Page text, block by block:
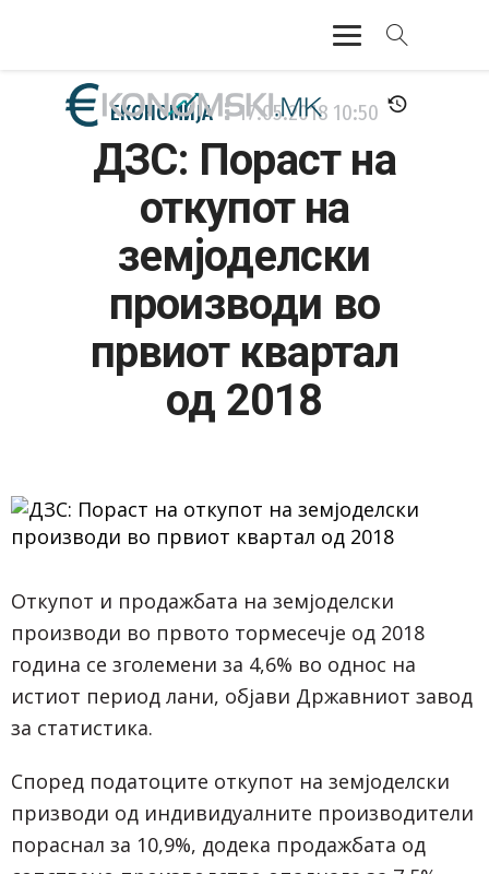
АКТУЕЛНО
ЕКОНОМИЈА
ФИНАНСИИ
БАНКАРСТВО
ЖИВОТ
МОЗАИК
ЕКОНОМИЈА 17.05.2018 10:50
ДЗС: Пораст на
откупот на
земјоделски
производи во
првиот квартал
од 2018
Откупот и продажбата на земјоделски
производи во првото тормесечје од 2018
година се зголемени за 4,6% во однос на
истиот период лани, објави Државниот завод
за статистика.
Според податоците откупот на земјоделски
призводи од индивидуалните производители
пораснал за 10,9%, додека продажбата од